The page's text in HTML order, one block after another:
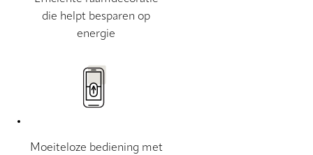
die helpt besparen op
energie
Moeiteloze bediening met